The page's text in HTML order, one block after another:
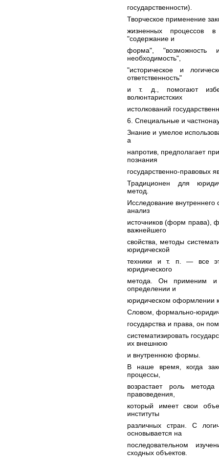
государственности).
Творческое применение
жизненных процессов
"содержание и
форма", "возможность
необходимость",
"историческое и
ответственность"
и т. д., помогают
волюнтаристских
истолкований
6. Специальные и
Знание и умелое
а
напротив, предполагает
познания
государственно-правовых
Традиционен для
метод.
Исследование
анализ
источников (форм права),
важнейшего
свойства, методы
юридической
техники и т. п. — все
юридического
метода. Он применим и
определении и
юридическом оформлении
Словом, формально-
государства и права, он
систематизировать
их внешнюю
и внутреннюю формы.
В наше время, когда
процессы,
возрастает роль метода
правоведения,
который имеет свои
институты
различных стран. С
основывается на
последовательном
сходных объектов.